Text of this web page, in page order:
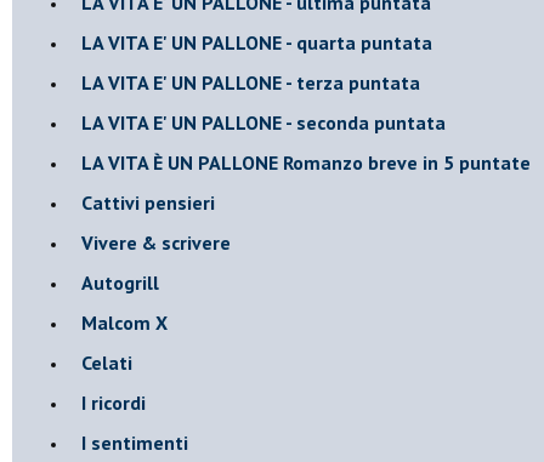
LA VITA E' UN PALLONE - quarta puntata
LA VITA E' UN PALLONE - terza puntata
LA VITA E' UN PALLONE - seconda puntata
LA VITA È UN PALLONE Romanzo breve in 5 puntate
Cattivi pensieri
Vivere & scrivere
Autogrill
Malcom X
Celati
I ricordi
I sentimenti